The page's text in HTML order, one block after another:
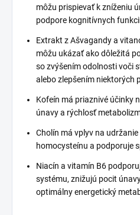
môžu prispievať k zníženiu
podpore kognitívnych
Extrakt z Ašvagandy a
môžu ukázať ako dôležitá
so zvýšením odolnosti voči
alebo zlepšením niektorých
Kofeín má priaznivé účinky
únavy a rýchlosť
Cholín má vplyv na
homocysteínu a podporuje
Niacín a vitamín B6
systému, znižujú pocit
optimálny energetický